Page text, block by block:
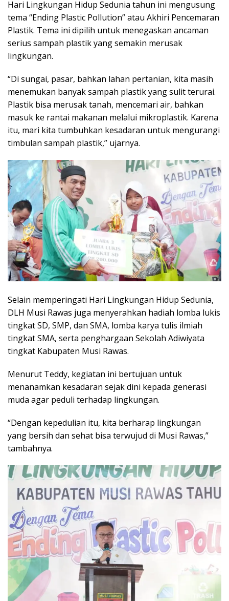
Hari Lingkungan Hidup Sedunia tahun ini mengusung
tema “Ending Plastic Pollution” atau Akhiri Pencemaran
Plastik. Tema ini dipilih untuk menegaskan ancaman
serius sampah plastik yang semakin merusak
lingkungan.
“Di sungai, pasar, bahkan lahan pertanian, kita masih
menemukan banyak sampah plastik yang sulit terurai.
Plastik bisa merusak tanah, mencemari air, bahkan
masuk ke rantai makanan melalui mikroplastik. Karena
itu, mari kita tumbuhkan kesadaran untuk mengurangi
timbulan sampah plastik,” ujarnya.
Selain memperingati Hari Lingkungan Hidup Sedunia,
DLH Musi Rawas juga menyerahkan hadiah lomba lukis
tingkat SD, SMP, dan SMA, lomba karya tulis ilmiah
tingkat SMA, serta penghargaan Sekolah Adiwiyata
tingkat Kabupaten Musi Rawas.
Menurut Teddy, kegiatan ini bertujuan untuk
menanamkan kesadaran sejak dini kepada generasi
muda agar peduli terhadap lingkungan.
“Dengan kepedulian itu, kita berharap lingkungan
yang bersih dan sehat bisa terwujud di Musi Rawas,”
tambahnya.